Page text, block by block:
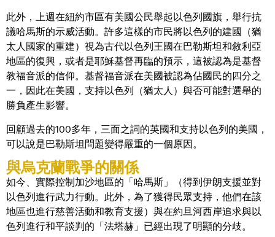
此外，上週在紐約市區有美國公民舉起以色列國旗，舉行抗
議哈馬斯的示威活動。許多這樣的市民將以色列的建國（猶
太人國家的重建）視為古代以色列王國在巴勒斯坦和敘利亞
地區的復興，或者是耶穌基督再臨的預示，這被認為是基督
教福音派的信仰。基督福音派在美國被認為佔國民的四分之
一，因此在美國，支持以色列（猶太人）與否可能對選舉的
勝負產生影響。
回顧過去的100多年，三面之詞的英國和支持以色列的美國，
可以說是巴勒斯坦問題變得嚴重的一個原因。
與烏克蘭戰爭的關係
如今、實際控制加沙地區的「哈馬斯」（得到伊朗支援並對
以色列進行武力行動。此外，為了獲得民眾支持，他們在該
地區也進行慈善活動和教育支援）與在約旦河西岸追求與以
色列進行和平談判的「法塔赫」已經出現了明顯的分歧。